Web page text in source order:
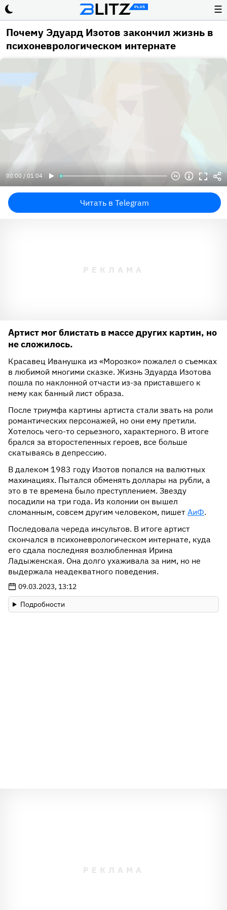
☰
Почему Эдуард Изотов закончил жизнь в
психоневрологическом интернате
00:00 / 01:04
Читать в Telegram
Артист мог блистать в массе других картин, но
не сложилось.
Красавец Иванушка из «Морозко» пожалел о съемках
в любимой многими сказке. Жизнь Эдуарда Изотова
пошла по наклонной отчасти из-за приставшего к
нему как банный лист образа.
После триумфа картины артиста стали звать на роли
романтических персонажей, но они ему претили.
Хотелось чего-то серьезного, характерного. В итоге
брался за второстепенных героев, все больше
скатываясь в депрессию.
В далеком 1983 году Изотов попался на валютных
махинациях. Пытался обменять доллары на рубли, а
это в те времена было преступлением. Звезду
посадили на три года. Из колонии он вышел
сломанным, совсем другим человеком, пишет АиФ.
Последовала череда инсультов. В итоге артист
скончался в психоневрологическом интернате, куда
его сдала последняя возлюбленная Ирина
Ладыженская. Она долго ухаживала за ним, но не
выдержала неадекватного поведения.
09.03.2023, 13:12
Подробности